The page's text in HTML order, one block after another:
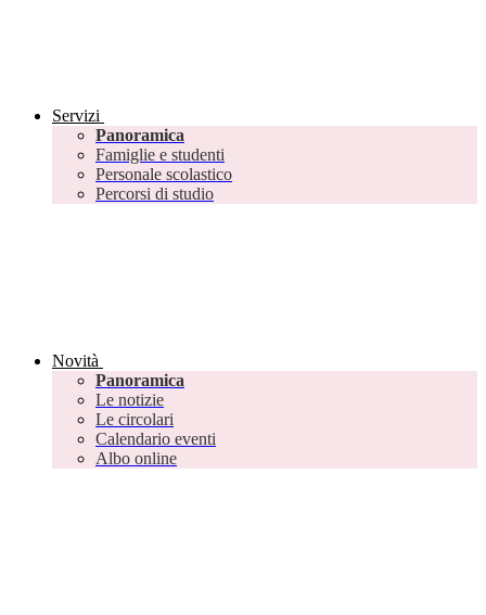
Servizi
Panoramica
Famiglie e studenti
Personale scolastico
Percorsi di studio
Novità
Panoramica
Le notizie
Le circolari
Calendario eventi
Albo online